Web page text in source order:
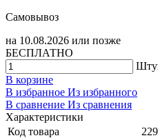
Самовывоз
на 10.08.2026 или позже
БЕСПЛАТНО
В корзине
В избранное Из избранного
В сравнение Из сравнения
Характеристики
Код товара